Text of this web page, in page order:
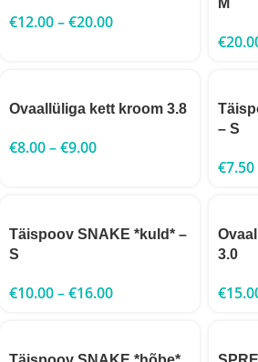
€12.00–€20.00
M
€
Ovaallüliga kett kroom 3.8
€8.00–€9.00
– S
€7.50
Täispoov SNAKE *kuld* –
S
€10.00–€16.00
3.0
€